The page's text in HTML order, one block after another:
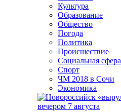
Культура
Образование
Общество
Погода
Политика
Происшествие
Социальная сфера
Спорт
ЧМ 2018 в Сочи
Экономика